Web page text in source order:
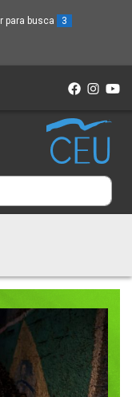
Ir para busca 3